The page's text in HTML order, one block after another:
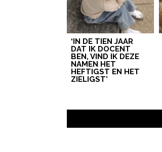
‘IN DE TIEN JAAR
DAT IK DOCENT
BEN, VIND IK DEZE
NAMEN HET
HEFTIGST EN HET
ZIELIGST’